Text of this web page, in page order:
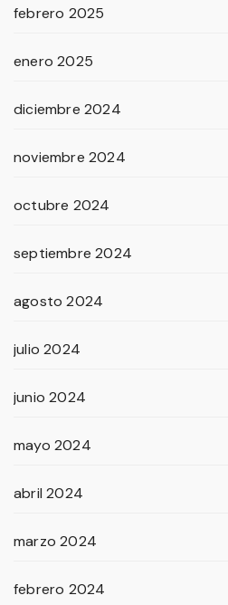
febrero 2025
enero 2025
diciembre 2024
noviembre 2024
octubre 2024
septiembre 2024
agosto 2024
julio 2024
junio 2024
mayo 2024
abril 2024
marzo 2024
febrero 2024